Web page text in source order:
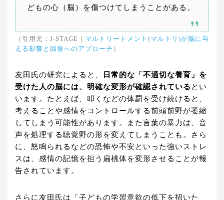
どもの心（脳）を傷つけてしまうことがある。
（引用元：J-STAGE｜ マルトリートメント(マルトリ)が脳に与
える影響と回復へのアプローチ ）
友田氏の研究によると、
日常的な「不適切な養育」を
受けた人の脳には、明確な変形が確認されている とい
います。たとえば、叩くなどの体罰を受け続けると、
考えることや感情をコントロールする前頭前野が萎縮
してしまう可能性があります。また言葉の暴力は、音
声を処理する聴覚野の形を変えてしまうことも。さら
に、怒鳴られるなどの恐怖や不安といった強いストレ
スは、感情の記憶を担う扁桃体を変形させることが報
告されています。
さらに友田氏は「子どもの学習意欲の低下を招いた